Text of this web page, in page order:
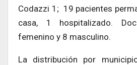
Codazzi 1; 19 pacientes
casa, 1 hospitalizado.
femenino y 8 masculino.
La distribución por